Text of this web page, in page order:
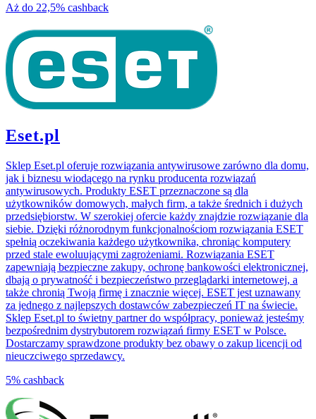
Aż do 22,5% cashback
Eset.pl
Sklep Eset.pl oferuje rozwiązania antywirusowe zarówno dla domu,
jak i biznesu wiodącego na rynku producenta rozwiązań
antywirusowych. Produkty ESET przeznaczone są dla
użytkowników domowych, małych firm, a także średnich i dużych
przedsiębiorstw. W szerokiej ofercie każdy znajdzie rozwiązanie dla
siebie. Dzięki różnorodnym funkcjonalnościom rozwiązania ESET
spełnią oczekiwania każdego użytkownika, chroniąc komputery
przed stale ewoluującymi zagrożeniami. Rozwiązania ESET
zapewniają bezpieczne zakupy, ochronę bankowości elektronicznej,
dbają o prywatność i bezpieczeństwo przeglądarki internetowej, a
także chronią Twoją firmę i znacznie więcej. ESET jest uznawany
za jednego z najlepszych dostawców zabezpieczeń IT na świecie.
Sklep Eset.pl to świetny partner do współpracy, ponieważ jesteśmy
bezpośrednim dystrybutorem rozwiązań firmy ESET w Polsce.
Dostarczamy sprawdzone produkty bez obawy o zakup licencji od
nieuczciwego sprzedawcy.
5% cashback